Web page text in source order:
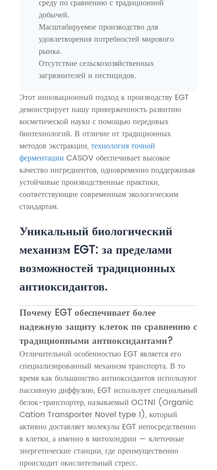
среду по сравнению с традиционной
добычей.
Масштабируемое производство для
удовлетворения потребностей мирового
рынка.
Отсутствие сельскохозяйственных
загрязнителей и пестицидов.
Этот инновационный подход к производству EGT
демонстрирует нашу приверженность развитию
косметической науки с помощью передовых
биотехнологий. В отличие от традиционных
методов экстракции,технология точной
ферментации CASOV обеспечивает высокое
качество ингредиентов, одновременно поддерживая
устойчивые производственные практики,
соответствующие современным экологическим
стандартам.
Уникальный биологический
механизм EGT: за пределами
возможностей традиционных
антиоксидантов.
Почему EGT обеспечивает более
надежную защиту клеток по сравнению с
традиционными антиоксидантами?
Отличительной особенностью EGT является его
специализированный механизм транспорта. В то
время как большинство антиоксидантов используют
пассивную диффузию, EGT использует специальный
белок-транспортер, называемый OCTN1 (Organic
Cation Transporter Novel type 1), который
активно доставляет молекулы EGT непосредственно
в клетки, а именно в митохондрии — клеточные
энергетические станции, где преимущественно
происходит окислительный стресс.